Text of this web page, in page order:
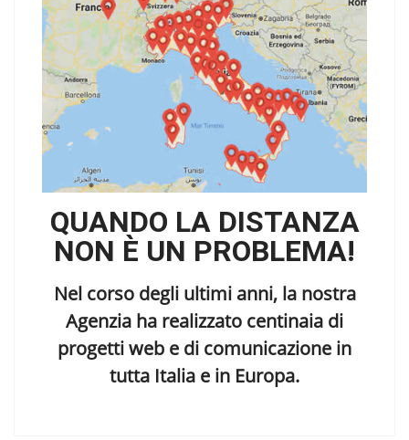
QUANDO LA DISTANZA
NON È UN PROBLEMA!
Nel corso degli ultimi anni, la nostra
Agenzia ha realizzato centinaia di
progetti web e di comunicazione in
tutta Italia e in Europa.